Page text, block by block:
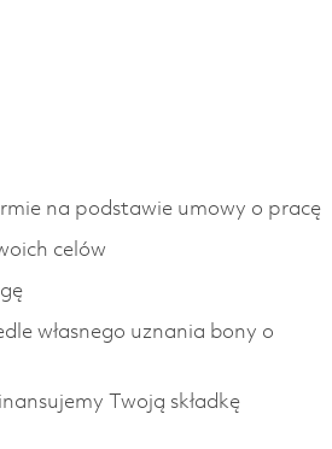
na podstawie umowy o pracę
celów
własnego uznania bony o
Twoją składkę